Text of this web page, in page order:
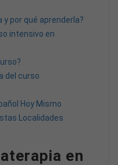
y por qué aprenderla?
intensivo en
del curso
Hoy Mismo
Localidades
en